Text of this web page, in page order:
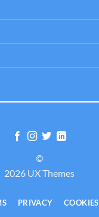
©
2026 UX Themes
PRIVACY COOKIES